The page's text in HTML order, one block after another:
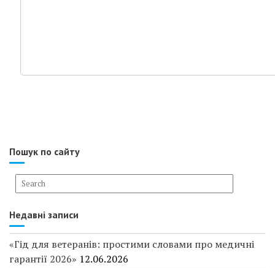
Пошук по сайту
Недавні записи
«Гід для ветеранів: простими словами про медичні